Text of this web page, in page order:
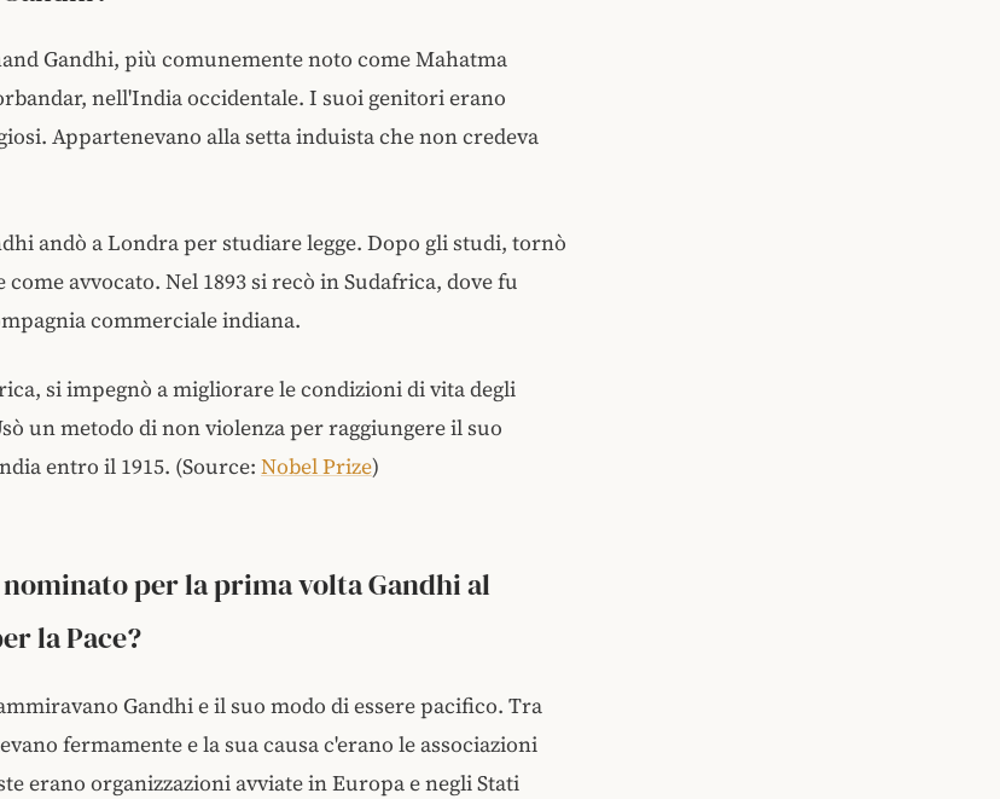
Gandhi, più comunemente noto come Mahatma
nell'India occidentale. I suoi genitori erano
Appartenevano alla setta induista che non credeva
andò a Londra per studiare legge. Dopo gli studi, tornò
avvocato. Nel 1893 si recò in Sudafrica, dove fu
commerciale indiana.
si impegnò a migliorare le condizioni di vita degli
un metodo di non violenza per raggiungere il suo
entro il 1915. (Source: Nobel Prize)
per la prima volta Gandhi al
la Pace?
Gandhi e il suo modo di essere pacifico. Tra
fermamente e la sua causa c'erano le associazioni
erano organizzazioni avviate in Europa e negli Stati